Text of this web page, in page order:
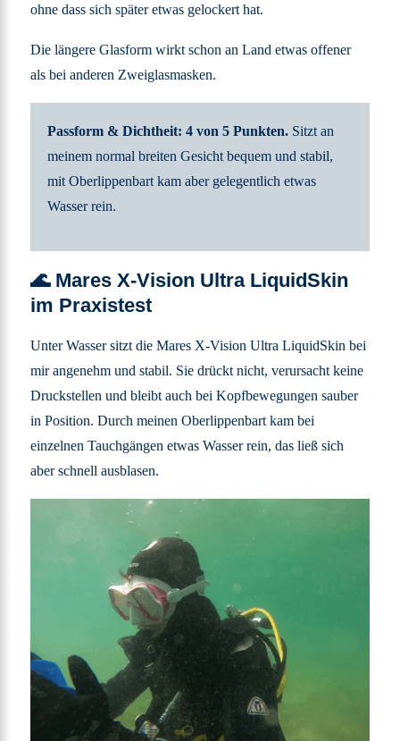
ohne dass sich später etwas gelockert hat.
Die längere Glasform wirkt schon an Land etwas offener
als bei anderen Zweiglasmasken.
Passform & Dichtheit: 4 von 5 Punkten. Sitzt an
meinem normal breiten Gesicht bequem und stabil,
mit Oberlippenbart kam aber gelegentlich etwas
Wasser rein.
🌊 Mares X-Vision Ultra LiquidSkin
im Praxistest
Unter Wasser sitzt die Mares X-Vision Ultra LiquidSkin bei
mir angenehm und stabil. Sie drückt nicht, verursacht keine
Druckstellen und bleibt auch bei Kopfbewegungen sauber
in Position. Durch meinen Oberlippenbart kam bei
einzelnen Tauchgängen etwas Wasser rein, das ließ sich
aber schnell ausblasen.